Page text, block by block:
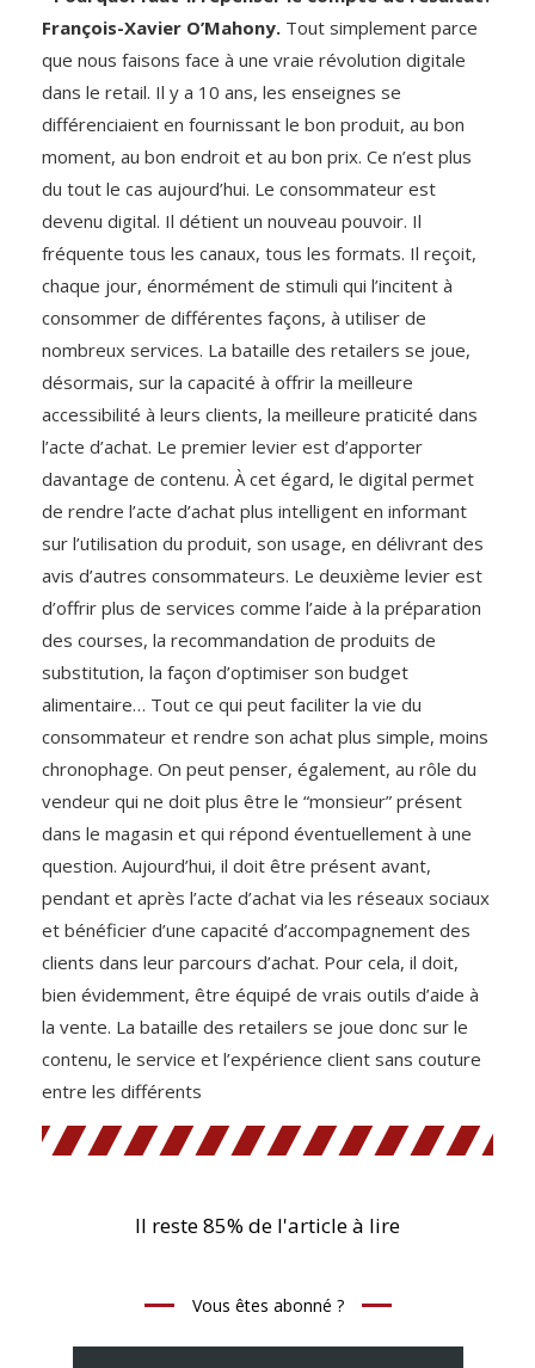
François-Xavier O’Mahony. Tout simplement parce
que nous faisons face à une vraie révolution digitale
dans le retail. Il y a 10 ans, les enseignes se
différenciaient en fournissant le bon produit, au bon
moment, au bon endroit et au bon prix. Ce n’est plus
du tout le cas aujourd’hui. Le consommateur est
devenu digital. Il détient un nouveau pouvoir. Il
fréquente tous les canaux, tous les formats. Il reçoit,
chaque jour, énormément de stimuli qui l’incitent à
consommer de différentes façons, à utiliser de
nombreux services. La bataille des retailers se joue,
désormais, sur la capacité à offrir la meilleure
accessibilité à leurs clients, la meilleure praticité dans
l’acte d’achat. Le premier levier est d’apporter
davantage de contenu. À cet égard, le digital permet
de rendre l’acte d’achat plus intelligent en informant
sur l’utilisation du produit, son usage, en délivrant des
avis d’autres consommateurs. Le deuxième levier est
d’offrir plus de services comme l’aide à la préparation
des courses, la recommandation de produits de
substitution, la façon d’optimiser son budget
alimentaire… Tout ce qui peut faciliter la vie du
consommateur et rendre son achat plus simple, moins
chronophage. On peut penser, également, au rôle du
vendeur qui ne doit plus être le “monsieur” présent
dans le magasin et qui répond éventuellement à une
question. Aujourd’hui, il doit être présent avant,
pendant et après l’acte d’achat via les réseaux sociaux
et bénéficier d’une capacité d’accompagnement des
clients dans leur parcours d’achat. Pour cela, il doit,
bien évidemment, être équipé de vrais outils d’aide à
la vente. La bataille des retailers se joue donc sur le
contenu, le service et l’expérience client sans couture
entre les différents
Il reste 85% de l'article à lire
Vous êtes abonné ?